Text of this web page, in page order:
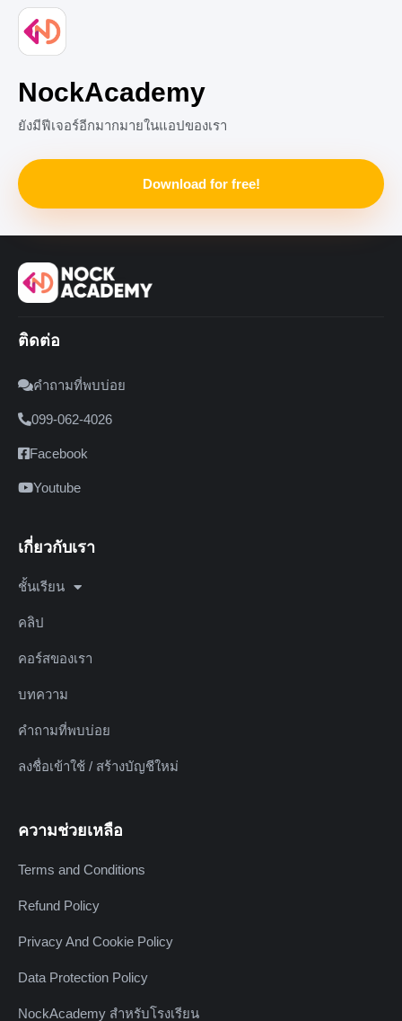
NockAcademy
ยังมีฟีเจอร์อีกมากมายในแอปของเรา
Download for free!
ติดต่อ
คำถามที่พบบ่อย
099-062-4026
Facebook
Youtube
เกี่ยวกับเรา
ชั้นเรียน
คลิป
คอร์สของเรา
บทความ
คำถามที่พบบ่อย
ลงชื่อเข้าใช้ / สร้างบัญชีใหม่
ความช่วยเหลือ
Terms and Conditions
Refund Policy
Privacy And Cookie Policy
Data Protection Policy
NockAcademy สำหรับโรงเรียน